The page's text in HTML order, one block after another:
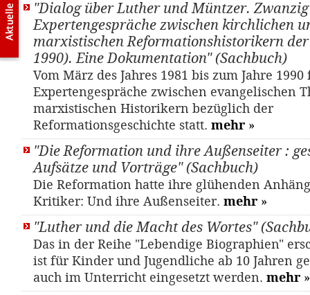
"Dialog über Luther und Müntzer. Zwanzig
Expertengespräche zwischen kirchlichen
marxistischen Reformationshistorikern der
1990). Eine Dokumentation" (Sachbuch)
Vom März des Jahres 1981 bis zum Jahre
Expertengespräche zwischen evangelischen
marxistischen Historikern bezüglich der
Reformationsgeschichte statt. mehr »
"Die Reformation und ihre Außenseiter :
Aufsätze und Vorträge" (Sachbuch)
Die Reformation hatte ihre glühenden
Kritiker: Und ihre Außenseiter. mehr »
"Luther und die Macht des Wortes"
Das in der Reihe "Lebendige Biographien"
ist für Kinder und Jugendliche ab 10 Jahren
auch im Unterricht eingesetzt werden. mehr »